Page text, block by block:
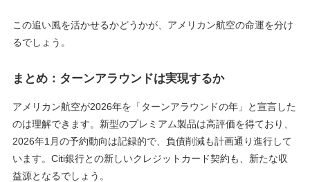
この追い風を活かせるかどうかが、アメリカン航空の命運を分け
るでしょう。
まとめ：ターンアラウンドは実現するか
アメリカン航空が2026年を「ターンアラウンドの年」と宣言した
のは理解できます。新型のプレミアム製品は高評価を得ており、
2026年1月の予約動向は記録的で、負債削減も計画通り進行して
います。Citi銀行との新しいクレジットカード契約も、新たな収
益源となるでしょう。